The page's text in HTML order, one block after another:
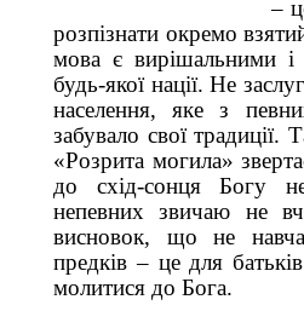
–
розпізнати окремо
мова є вирішальними і
будь-якої нації. Не
населення, яке з
забувало свої
«Розрита могила»
до схід-сонця Богу
непевних звичаю не
висновок, що не
предків – це для
молитися до Бога.